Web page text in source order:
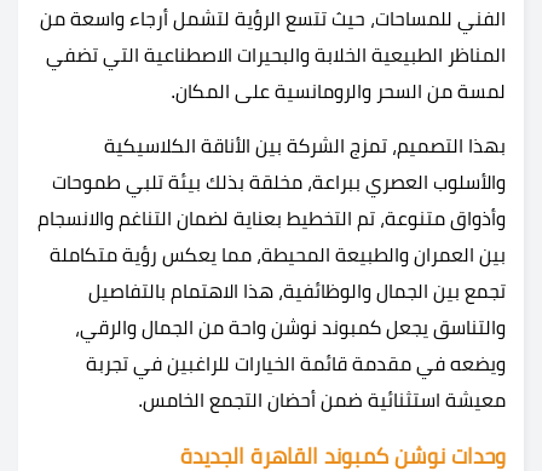
الفني للمساحات، حيث تتسع الرؤية لتشمل أرجاء واسعة من
المناظر الطبيعية الخلابة والبحيرات الاصطناعية التي تضفي
لمسة من السحر والرومانسية على المكان.
بهذا التصميم، تمزج الشركة بين الأناقة الكلاسيكية
والأسلوب العصري ببراعة، مخلقة بذلك بيئة تلبي طموحات
وأذواق متنوعة، تم التخطيط بعناية لضمان التناغم والانسجام
بين العمران والطبيعة المحيطة، مما يعكس رؤية متكاملة
تجمع بين الجمال والوظائفية، هذا الاهتمام بالتفاصيل
والتناسق يجعل كمبوند نوشن واحة من الجمال والرقي،
ويضعه في مقدمة قائمة الخيارات للراغبين في تجربة
معيشة استثنائية ضمن أحضان التجمع الخامس.
وحدات نوشن كمبوند القاهرة الجديدة